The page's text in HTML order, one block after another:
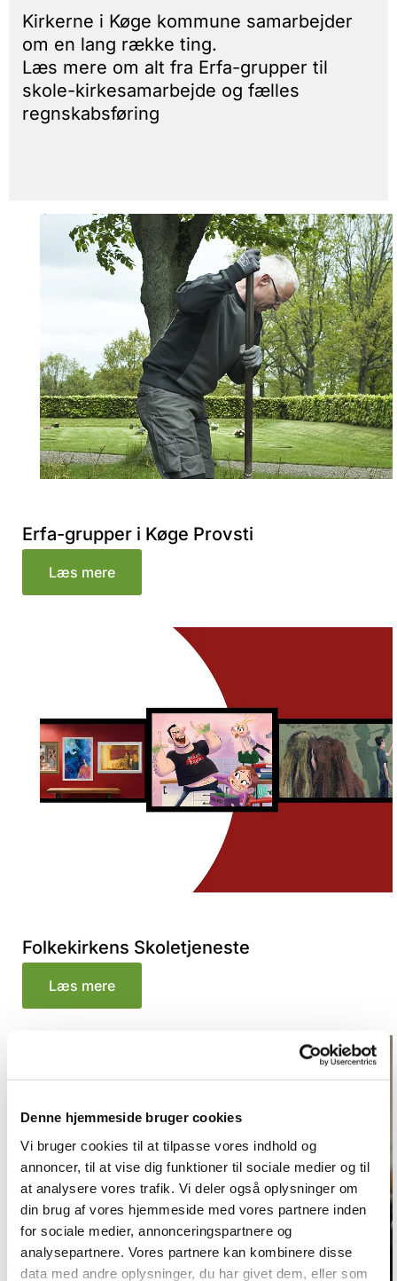
Denne hjemmeside bruger cookies
Vi bruger cookies til at tilpasse vores indhold og
annoncer, til at vise dig funktioner til sociale medier og til
at analysere vores trafik. Vi deler også oplysninger om
din brug af vores hjemmeside med vores partnere inden
for sociale medier, annonceringspartnere og
analysepartnere. Vores partnere kan kombinere disse
data med andre oplysninger, du har givet dem, eller som
Kirkerne i Køge kommune samarbejder
om en lang række ting.
Læs mere om alt fra Erfa-grupper til
skole-kirkesamarbejde og fælles
regnskabsføring
Erfa-grupper i Køge Provsti
Læs mere
Folkekirkens Skoletjeneste
Læs mere